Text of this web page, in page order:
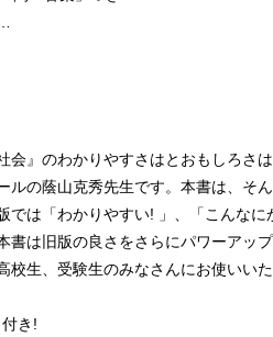
会』のわかりやすさはとおもしろさ
の蔭山克秀先生です。本書は、そ
は「わかりやすい! 」、「こんな
は旧版の良さをさらにパワーアッ
校生、受験生のみなさんにお使いい
き!